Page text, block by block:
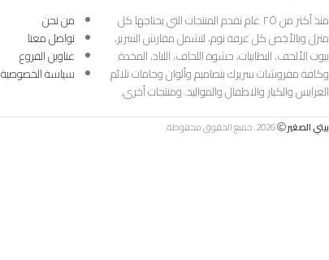
منذ أكثر من ٢٥ عام نقدم المنتجات التي يحتاجها كل
منزل وبالأخص كل غرفة نوم، لتشمل مفارش السرير،
بيوت الألحف، البطانيات، حشوة اللحاف، اللباد، المخدة
وكافة مفروشات سريرك بتصاميم وألوان وخامات تلائم
العرايس والكبار والاطفال والمواليد. ومنتجات أخري.
من نحن
تواصل معنا
عناوين الفروع
سياسة الخصوصية
بيتي الصغير